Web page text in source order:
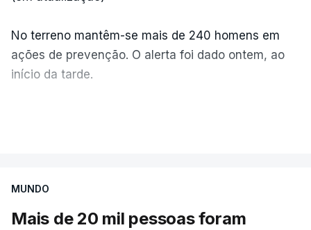
No terreno mantêm-se mais de 240 homens em
ações de prevenção. O alerta foi dado ontem, ao
início da tarde.
MUNDO
Mais de 20 mil pessoas foram